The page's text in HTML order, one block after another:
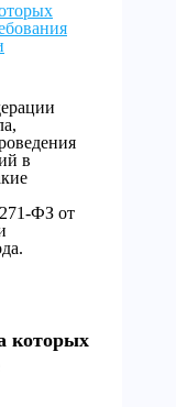
в
ФЗ от
которых